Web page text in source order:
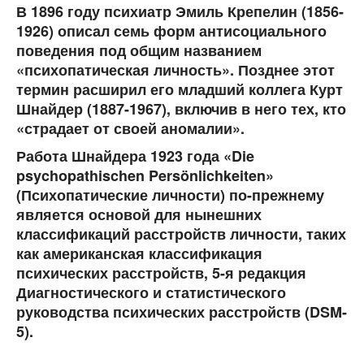
В 1896 году психиатрЭмиль Крепелин (1856-
1926) описал семь форм антисоциального
поведения под общим названием
«психопатическая личность». Позднее этот
термин расширил его младший коллега Курт
Шнайдер (1887-1967), включив в него тех, кто
«страдает от своей аномалии».
Работа Шнайдера 1923 года «Die
psychopathischen Persönlichkeiten»
(Психопатические личности) по-прежнему
является основой для нынешних
классификаций расстройств личности, таких
как американская классификация
психических расстройств, 5-я редакция
Диагностического и статистического
руководства психических расстройств (DSM-
5).